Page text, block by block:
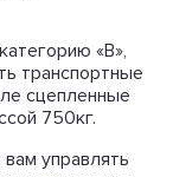
«В»,
транспортные
сцепленные
750кг.
управлять